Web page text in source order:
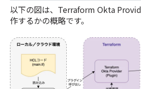
以下の図は、Terraform Okta
作するかの概略です。